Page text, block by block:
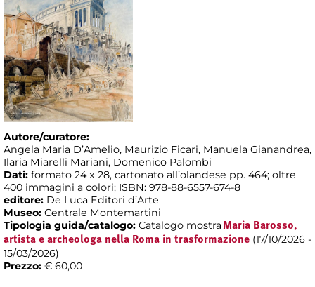
Autore/curatore:
Angela Maria D’Amelio, Maurizio Ficari, Manuela Gianandrea,
Ilaria Miarelli Mariani, Domenico Palombi
Dati: formato 24 x 28, cartonato all’olandese pp. 464; oltre
400 immagini a colori; ISBN: 978-88-6557-674-8
editore: De Luca Editori d’Arte
Museo: Centrale Montemartini
Tipologia guida/catalogo: Catalogo mostraMaria Barosso,
artista e archeologa nella Roma in trasformazione (17/10/2026 -
15/03/2026)
Prezzo: € 60,00